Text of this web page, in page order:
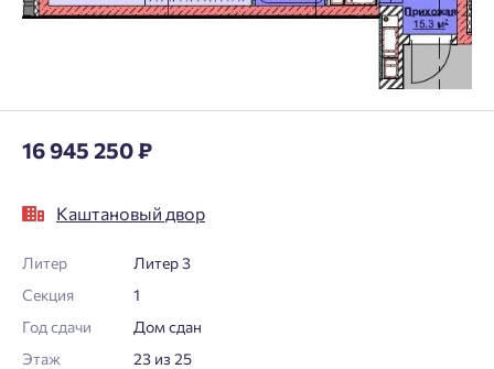
16 945 250 ₽
Каштановый двор
Литер
Литер 3
Секция
1
Год сдачи
Дом сдан
Этаж
23 из 25